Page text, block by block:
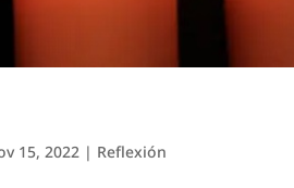
15, 2022 | Reflexión